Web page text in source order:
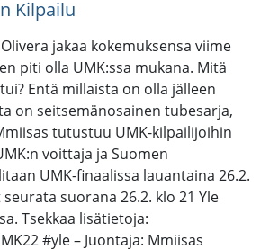
Kilpailu
jakaa kokemuksensa viime
piti olla UMK:ssa mukana. Mitä
Entä millaista on olla jälleen
on seitsemänosainen tubesarja,
tutustuu UMK-kilpailijoihin
voittaja ja Suomen
UMK-finaalissa lauantaina 26.2.
suorana 26.2. klo 21 Yle
Tsekkaa lisätietoja:
#yle – Juontaja: Mmiisas